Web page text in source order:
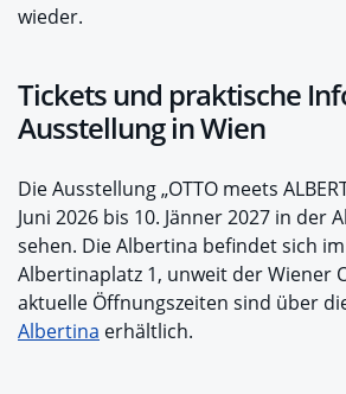
wieder.
Tickets und praktische
Ausstellung in Wien
Die Ausstellung „OTTO meets
Juni 2026 bis 10. Jänner 2027 in der
sehen. Die Albertina befindet sich im
Albertinaplatz 1, unweit der Wiener
aktuelle Öffnungszeiten sind über
Albertina erhältlich.